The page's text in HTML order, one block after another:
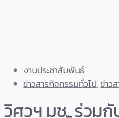
งานประชาสัมพันธ์
ข่าวสารกิจกรรมทั่วไป,ข่าว
วิศวฯ มช. ร่วม